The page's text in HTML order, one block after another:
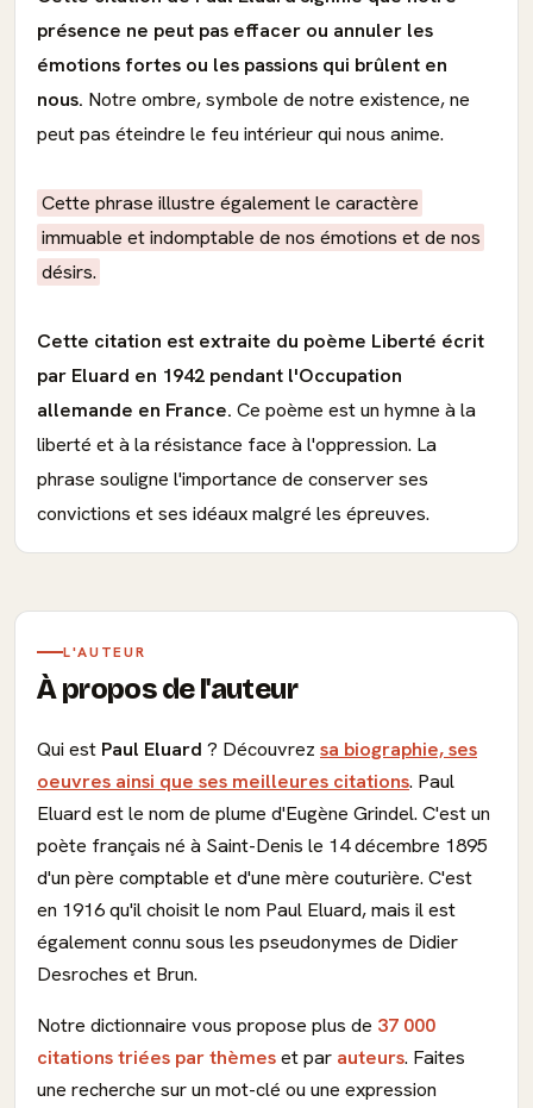
présence ne peut pas effacer ou annuler les
émotions fortes ou les passions qui brûlent en
nous. Notre ombre, symbole de notre existence, ne
peut pas éteindre le feu intérieur qui nous anime.
Cette phrase illustre également le caractère
immuable et indomptable de nos émotions et de nos
désirs.
Cette citation est extraite du poème Liberté écrit
par Eluard en 1942 pendant l'Occupation
allemande en France. Ce poème est un hymne à la
liberté et à la résistance face à l'oppression. La
phrase souligne l'importance de conserver ses
convictions et ses idéaux malgré les épreuves.
L'AUTEUR
À propos de l'auteur
Qui est Paul Eluard ? Découvrez sa biographie, ses
oeuvres ainsi que ses meilleures citations. Paul
Eluard est le nom de plume d'Eugène Grindel. C'est un
poète français né à Saint-Denis le 14 décembre 1895
d'un père comptable et d'une mère couturière. C'est
en 1916 qu'il choisit le nom Paul Eluard, mais il est
également connu sous les pseudonymes de Didier
Desroches et Brun.
Notre dictionnaire vous propose plus de 37 000
citations triées par thèmeset par auteurs. Faites
une recherche sur un mot-clé ou une expression